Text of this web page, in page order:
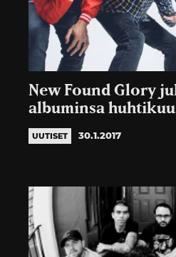
New Found Glory
albuminsa
UUTISET 30.1.2017